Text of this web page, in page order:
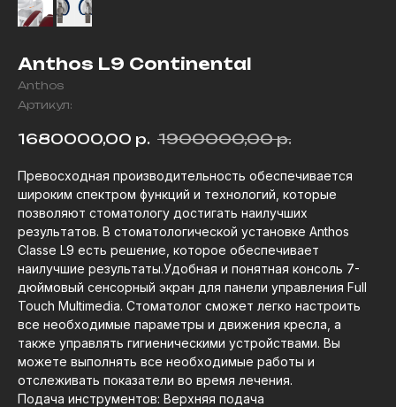
Anthos L9 Continental
Anthos
Артикул:
1680000,00 р. 1900000,00 р.
Превосходная производительность обеспечивается
широким спектром функций и технологий, которые
позволяют стоматологу достигать наилучших
результатов. В стоматологической установке Anthos
Classe L9 есть решение, которое обеспечивает
наилучшие результаты.Удобная и понятная консоль 7-
дюймовый сенсорный экран для панели управления Full
Touch Multimedia. Стоматолог сможет легко настроить
все необходимые параметры и движения кресла, а
также управлять гигиеническими устройствами. Вы
можете выполнять все необходимые работы и
отслеживать показатели во время лечения.
Подача инструментов: Верхняя подача